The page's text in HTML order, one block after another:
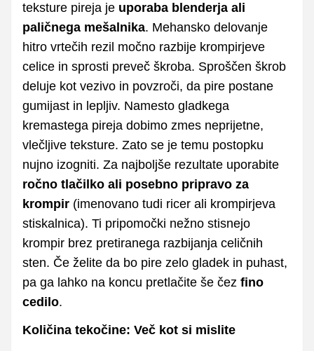
teksture pireja je uporaba blenderja ali
paličnega mešalnika. Mehansko delovanje
hitro vrtečih rezil močno razbije krompirjeve
celice in sprosti preveč škroba. Sproščen škrob
deluje kot vezivo in povzroči, da pire postane
gumijast in lepljiv. Namesto gladkega
kremastega pireja dobimo zmes neprijetne,
vlečljive teksture. Zato se je temu postopku
nujno izogniti. Za najboljše rezultate uporabite
ročno tlačilko ali posebno pripravo za
krompir (imenovano tudi ricer ali krompirjeva
stiskalnica). Ti pripomočki nežno stisnejo
krompir brez pretiranega razbijanja celičnih
sten. Če želite da bo pire zelo gladek in puhast,
pa ga lahko na koncu pretlačite še čez fino
cedilo.
Količina tekočine: Več kot si mislite